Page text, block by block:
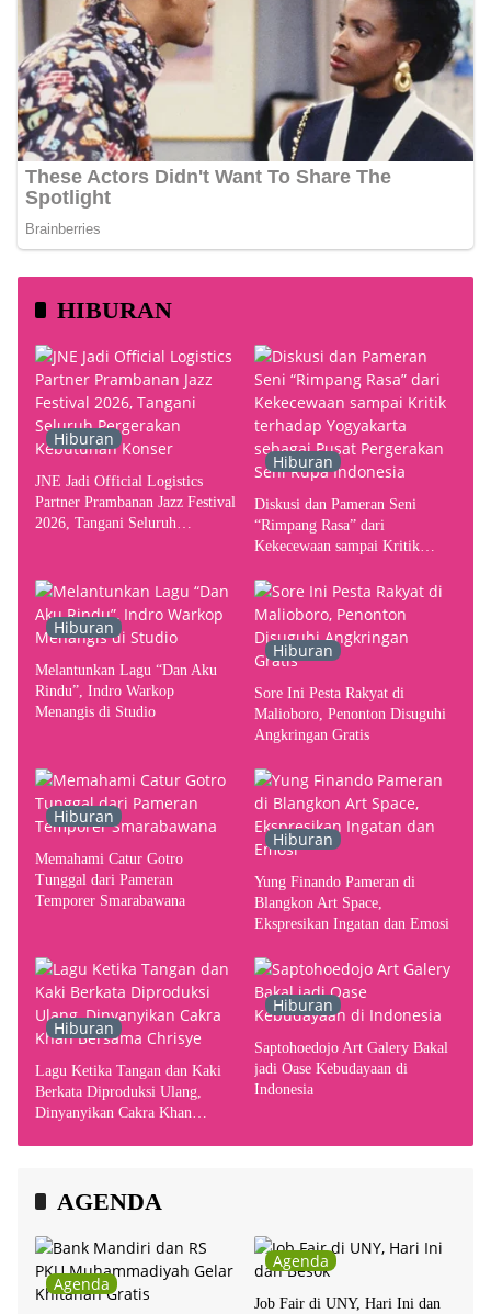
HIBURAN
Hiburan
JNE Jadi Official Logistics
Partner Prambanan Jazz Festival
2026, Tangani Seluruh
Hiburan
Diskusi dan Pameran Seni
“Rimpang Rasa” dari
Kekecewaan sampai Kritik
Pusat Pergerakan Seni Rupa
Indonesia
Hiburan
Melantunkan Lagu “Dan Aku
Rindu”, Indro Warkop
Menangis di Studio
Hiburan
Sore Ini Pesta Rakyat di
Malioboro, Penonton Disuguhi
Angkringan Gratis
Hiburan
Memahami Catur Gotro
Tunggal dari Pameran
Temporer Smarabawana
Hiburan
Yung Finando Pameran di
Blangkon Art Space,
Ekspresikan Ingatan dan Emosi
Hiburan
Lagu Ketika Tangan dan Kaki
Berkata Diproduksi Ulang,
Dinyanyikan Cakra Khan
Hiburan
Saptohoedojo Art Galery Bakal
jadi Oase Kebudayaan di
Indonesia
AGENDA
Agenda
Agenda
Job Fair di UNY, Hari Ini dan